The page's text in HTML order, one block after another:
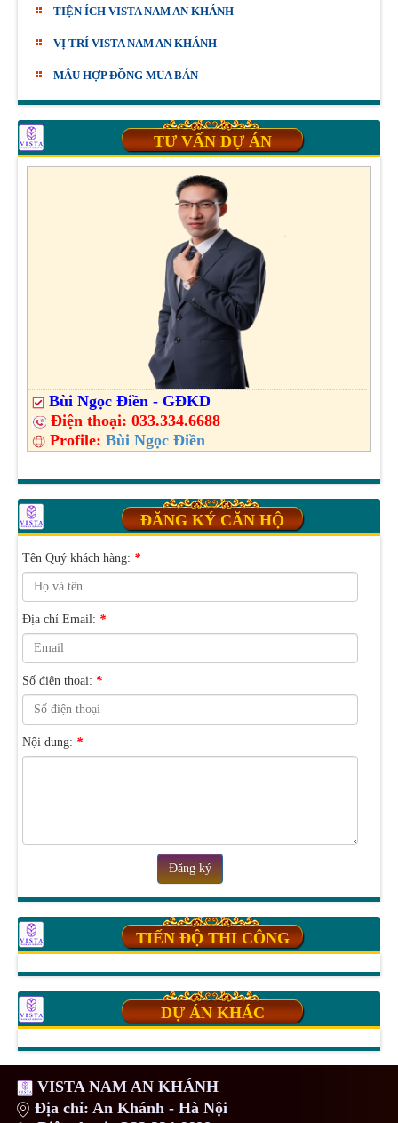
TIỆN ÍCH VISTA NAM AN KHÁNH
VỊ TRÍ VISTA NAM AN KHÁNH
MẪU HỢP ĐỒNG MUA BÁN
TƯ VẤN DỰ ÁN
Bùi Ngọc Điền - GĐKD
Điện thoại:033.334.6688
Profile:Bùi Ngọc Điền
ĐĂNG KÝ CĂN HỘ
Tên Quý khách hàng: *
Địa chỉ Email: *
Số điện thoại: *
Nội dung: *
Đăng ký
TIẾN ĐỘ THI CÔNG
DỰ ÁN KHÁC
VISTA NAM AN KHÁNH
Địa chỉ: An Khánh - Hà Nội